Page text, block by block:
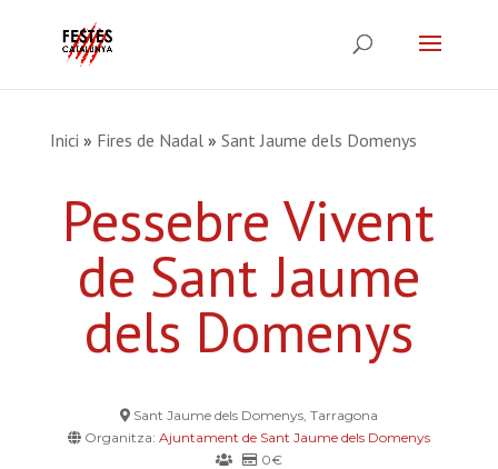
Inici » Fires de Nadal» Sant Jaume dels Domenys
Pessebre Vivent
de Sant Jaume
dels Domenys
Sant Jaume dels Domenys, Tarragona
Organitza: Ajuntament de Sant Jaume dels Domenys
0€